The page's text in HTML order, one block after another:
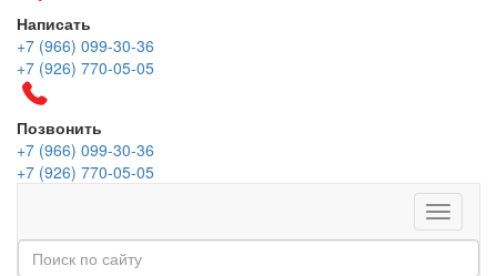
Написать
+7 (966) 099-30-36
+7 (926) 770-05-05
Позвонить
+7 (966) 099-30-36
+7 (926) 770-05-05
Меню